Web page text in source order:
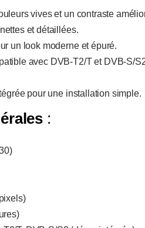
vives et un contraste
et détaillées.
un look moderne et épuré.
avec DVB-T2/T et DVB-S/
pour une installation simple.
: